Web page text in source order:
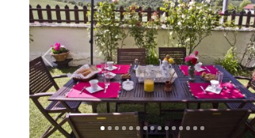
Anterior